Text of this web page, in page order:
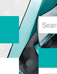
Search
for: